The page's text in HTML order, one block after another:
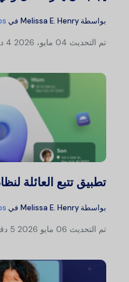
بواسطة Melissa E. Henry في
تم التحديث 4 دقيقة قراءة
تطبيق تتبع العائلة
بواسطة Melissa E. Henry في
تم التحديث 5 دقيقة قراءة